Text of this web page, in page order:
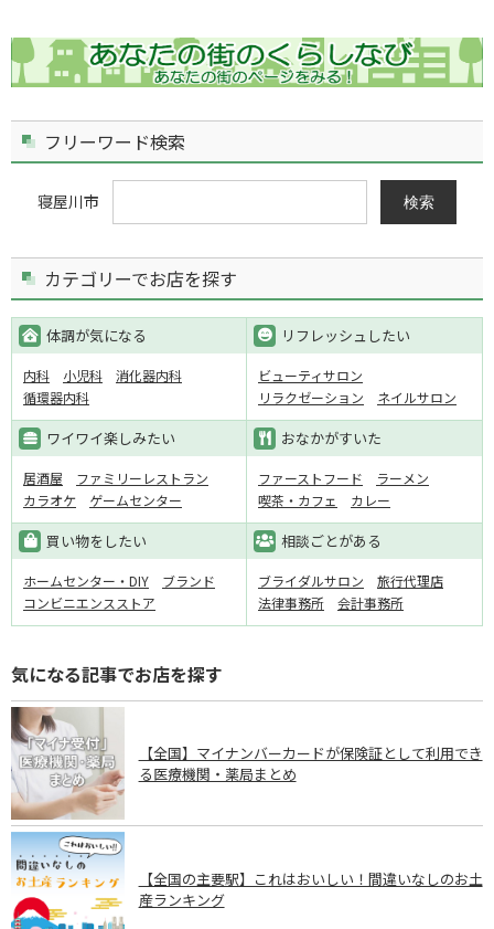
フリーワード検索
寝屋川市 検索
カテゴリーでお店を探す
体調が気になる
内科 小児科
消化器内科
循環器内科
リフレッシュしたい
ビューティサロン
リラクゼーション
ネイルサロン
ワイワイ楽しみたい
居酒屋
ファミリーレストラン
カラオケ
ゲームセンター
おなかがすいた
ファーストフード
ラーメン
喫茶・カフェ
カレー
買い物をしたい
ホームセンター・DIY
ブランド
コンビニエンスストア
相談ごとがある
ブライダルサロン
旅行代理店
法律事務所
会計事務所
気になる記事でお店を探す
【全国】マイナンバーカードが保険証として利用でき
る医療機関・薬局まとめ
【全国の主要駅】これはおいしい！間違いなしのお土
産ランキング